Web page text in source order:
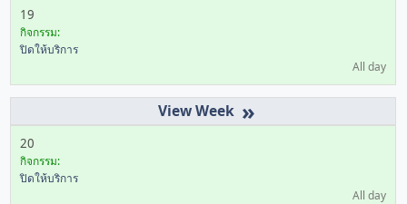
19
กิจกรรม:
ปิดให้บริการ
All day
»
20
กิจกรรม:
ปิดให้บริการ
All day